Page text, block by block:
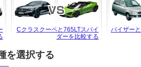
Cクラスクーペと765LTスパイ
ダーを比較する
パイザー
を選択する